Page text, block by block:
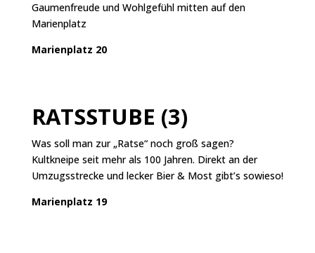
Gaumenfreude und Wohlgefühl mitten auf den
Marienplatz
Marienplatz 20
RATSSTUBE (3)
Was soll man zur „Ratse“ noch groß sagen?
Kultkneipe seit mehr als 100 Jahren. Direkt an der
Umzugsstrecke und lecker Bier & Most gibt’s sowieso!
Marienplatz 19